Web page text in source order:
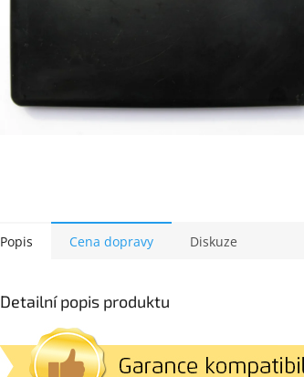
Popis Cena dopravy Diskuze
Detailní popis produktu